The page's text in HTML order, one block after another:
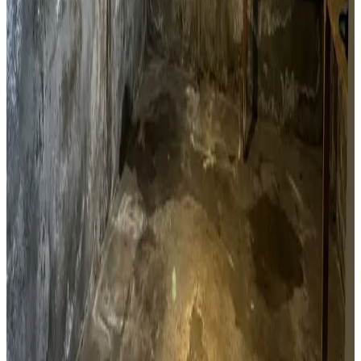
Kælderventilation
Kælderfugt, opstigende fugt og kondens i Silkeborg? Vi
installerer ventilation der adresserer fugtproblemet i din
kælder.
Læs mere